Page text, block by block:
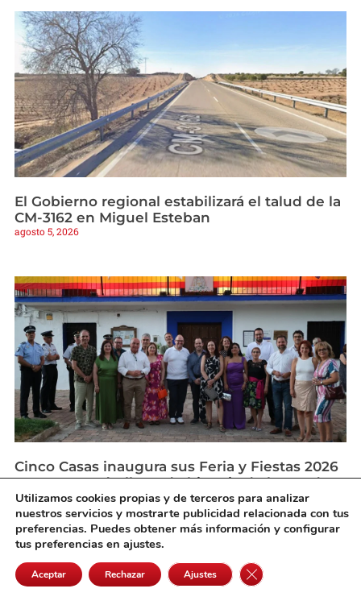
El Gobierno regional estabilizará el talud de la
CM-3162 en Miguel Esteban
agosto 5, 2026
Cinco Casas inaugura sus Feria y Fiestas 2026
con un pregón lleno de historia de la voz de
Josefa Montiel
agosto 5, 2026
Utilizamos cookies propias y de terceros para analizar
nuestros servicios y mostrarte publicidad relacionada con tus
preferencias. Puedes obtener más información y configurar
tus preferencias en ajustes.
Aceptar Rechazar Ajustes Cerrar el banner de